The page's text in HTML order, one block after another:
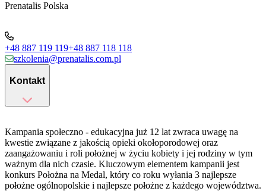
Prenatalis Polska
+48 887 119 119+48 887 118 118
szkolenia@prenatalis.com.pl
Kontakt
Kampania społeczno - edukacyjna już 12 lat zwraca uwagę na
kwestie związane z jakością opieki okołoporodowej oraz
zaangażowaniu i roli położnej w życiu kobiety i jej rodziny w tym
ważnym dla nich czasie. Kluczowym elementem kampanii jest
konkurs Położna na Medal, który co roku wyłania 3 najlepsze
położne ogólnopolskie i najlepsze położne z każdego województwa.